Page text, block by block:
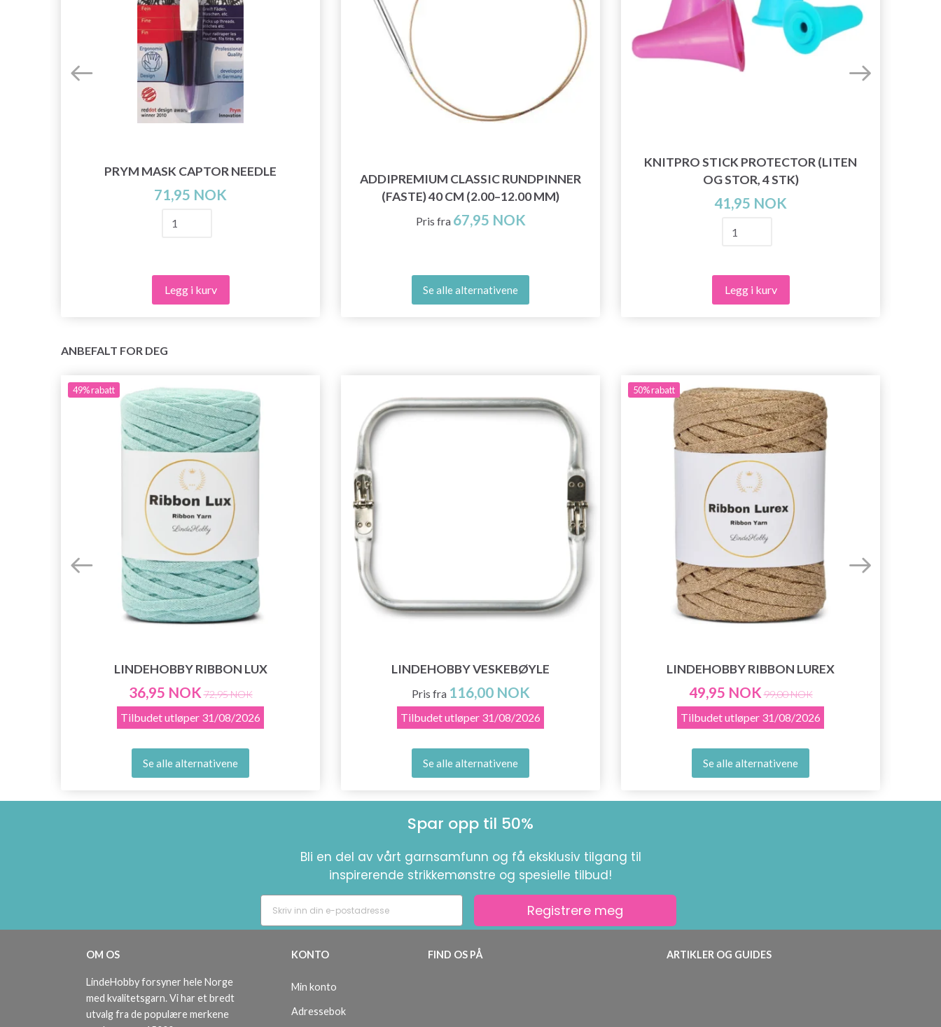
PRYM MASK CAPTOR NEEDLE
71,95 NOK
Legg i kurv
ADDIPREMIUM CLASSIC RUNDPINNER
(FASTE) 40 CM (2.00–12.00 MM)
Pris fra 67,95 NOK
Se alle alternativene
KNITPRO STICK PROTECTOR (LITEN
OG STOR, 4 STK)
41,95 NOK
Legg i kurv
ANBEFALT FOR DEG
49%rabatt
LINDEHOBBY RIBBON LUX
36,95 NOK 72,95 NOK
Tilbudet utløper 31/08/2026
Se alle alternativene
LINDEHOBBY VESKEBØYLE
Pris fra 116,00 NOK
Tilbudet utløper 31/08/2026
Se alle alternativene
50%rabatt
LINDEHOBBY RIBBON LUREX
49,95 NOK 99,00 NOK
Tilbudet utløper 31/08/2026
Se alle alternativene
Spar opp til 50%
Bli en del av vårt garnsamfunn og få eksklusiv tilgang til
inspirerende strikkemønstre og spesielle tilbud!
Registrere meg
OM OS
LindeHobby forsyner hele Norge
med kvalitetsgarn. Vi har et bredt
utvalg fra de populære merkene
KONTO
Min konto
Adressebok
FIND OS PÅ ARTIKLER OG GUIDES